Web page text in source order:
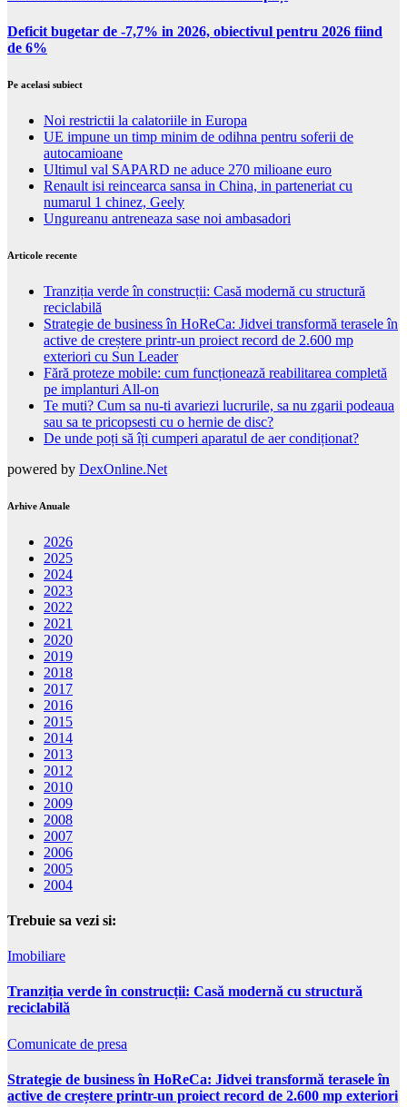
Deficit bugetar de -7,7% in 2026, obiectivul pentru 2026 fiind
de 6%
Pe acelasi subiect
Noi restrictii la calatoriile in Europa
UE impune un timp minim de odihna pentru soferii de
autocamioane
Ultimul val SAPARD ne aduce 270 milioane euro
Renault isi reincearca sansa in China, in parteneriat cu
numarul 1 chinez, Geely
Ungureanu antreneaza sase noi ambasadori
Articole recente
Tranziția verde în construcții: Casă modernă cu structură
reciclabilă
Strategie de business în HoReCa: Jidvei transformă terasele în
active de creștere printr-un proiect record de 2.600 mp
exteriori cu Sun Leader
Fără proteze mobile: cum funcționează reabilitarea completă
pe implanturi All-on
Te muti? Cum sa nu-ti avariezi lucrurile, sa nu zgarii podeaua
sau sa te pricopsesti cu o hernie de disc?
De unde poți să îți cumperi aparatul de aer condiționat?
powered by DexOnline.Net
Arhive Anuale
2026
2025
2024
2023
2022
2021
2020
2019
2018
2017
2016
2015
2014
2013
2012
2010
2009
2008
2007
2006
2005
2004
Trebuie sa vezi si:
Imobiliare
Tranziția verde în construcții: Casă modernă cu structură
reciclabilă
Comunicate de presa
Strategie de business în HoReCa: Jidvei transformă terasele în
active de creștere printr-un proiect record de 2.600 mp exteriori